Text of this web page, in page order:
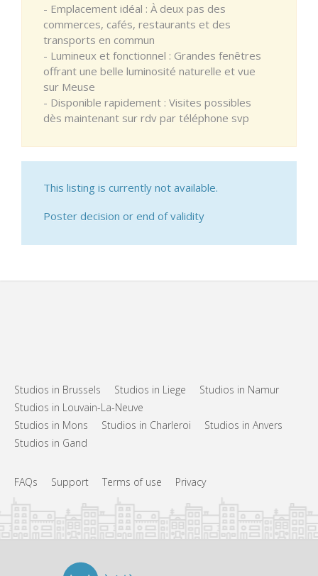
- Emplacement idéal : À deux pas des
commerces, cafés, restaurants et des
transports en commun
- Lumineux et fonctionnel : Grandes fenêtres
offrant une belle luminosité naturelle et vue
sur Meuse
- Disponible rapidement : Visites possibles
dès maintenant sur rdv par téléphone svp
This listing is currently not available.
Poster decision or end of validity
Studios in Brussels Studios in Liege
Studios in Namur
Studios in Louvain-La-Neuve
Studios in Mons
Studios in Charleroi
Studios in Anvers
Studios in Gand
FAQs Support Terms of use Privacy